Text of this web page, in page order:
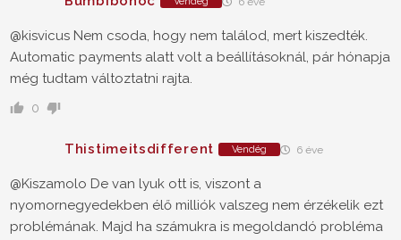
@kisvicus Nem csoda, hogy nem találod, mert kiszedték.
Automatic payments alatt volt a beállításoknál, pár hónapja
még tudtam változtatni rajta.
0
Thistimeitsdifferent Vendég 6 éve
@Kiszamolo De van lyuk ott is, viszont a
nyomornegyedekben élő milliók valszeg nem érzékelik ezt
problémának. Majd ha számukra is megoldandó probléma